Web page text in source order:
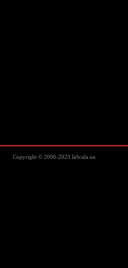
Copyright © 2006-2023 laScala.ua